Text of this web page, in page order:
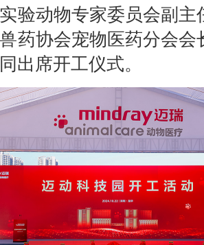
验动物专家委员会副主
药协会宠物医药分会会
出席开工仪式。